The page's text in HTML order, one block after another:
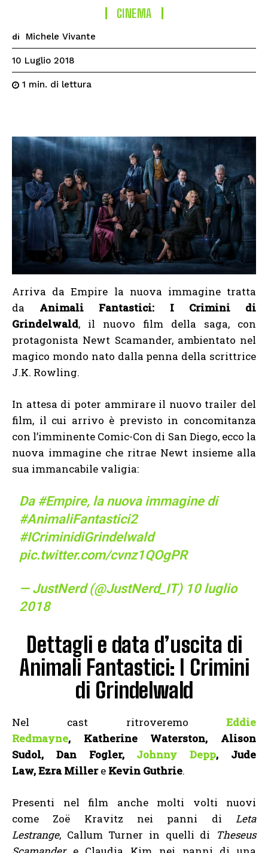
CINEMA
di Michele Vivante
10 Luglio 2018
1 min. di lettura
Arriva da Empire la nuova immagine tratta
da Animali Fantastici: I Crimini di
Grindelwald, il nuovo film della saga, con
protagonista Newt Scamander, ambientato nel
magico mondo nato dalla penna della scrittrice
J.K. Rowling.
In attesa di poter ammirare il nuovo trailer del
film, il cui arrivo è previsto in concomitanza
con l’imminente Comic-Con di San Diego, ecco la
nuova immagine che ritrae Newt insieme alla
sua immancabile valigia:
Da #Empire, la nuova immagine di
#AnimaliFantastici2
#ICriminidiGrindelwald
pic.twitter.com/cvnz1QOgPR
— JustNerd (@JustNerd_IT) 10 luglio
2018
Dettagli e data d’uscita di
Animali Fantastici: I Crimini
di Grindelwald
Nel cast ritroveremo Eddie
Redmayne, Katherine Waterston, Alison
Sudol, Dan Fogler, Johnny Depp,
Jude
Law,Ezra Millere Kevin Guthrie.
Presenti nel film anche molti volti nuovi
come Zoë Kravitz nei panni di Leta
Lestrange, Callum Turner in quelli di
Theseus